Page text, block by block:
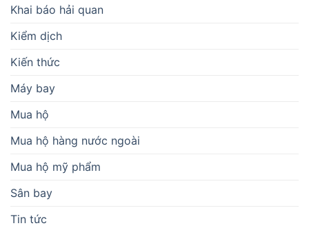
Khai báo hải quan
Kiểm dịch
Kiến thức
Máy bay
Mua hộ
Mua hộ hàng nước ngoài
Mua hộ mỹ phẩm
Sân bay
Tin tức